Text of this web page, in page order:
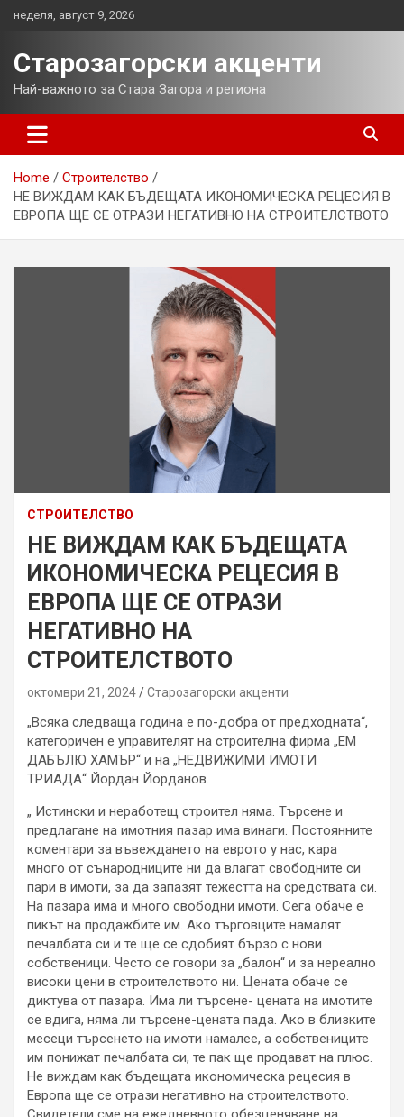
неделя, август 9, 2026
Старозагорски акценти
Най-важното за Стара Загора и региона
Home
Строителство
НЕ ВИЖДАМ КАК БЪДЕЩАТА ИКОНОМИЧЕСКА РЕЦЕСИЯ В
ЕВРОПА ЩЕ СЕ ОТРАЗИ НЕГАТИВНО НА СТРОИТЕЛСТВОТО
СТРОИТЕЛСТВО
НЕ ВИЖДАМ КАК БЪДЕЩАТА
ИКОНОМИЧЕСКА РЕЦЕСИЯ В
ЕВРОПА ЩЕ СЕ ОТРАЗИ
НЕГАТИВНО НА
СТРОИТЕЛСТВОТО
октомври 21, 2024 Старозагорски акценти
„Всяка следваща година е по-добра от предходната“,
категоричен е управителят на строителна фирма „ЕМ
ДАБЪЛЮ ХАМЪР“ и на „НЕДВИЖИМИ ИМОТИ
ТРИАДА“ Йордан Йорданов.
„ Истински и неработещ строител няма. Търсене и
предлагане на имотния пазар има винаги. Постоянните
коментари за въвеждането на еврото у нас, кара
много от сънародниците ни да влагат свободните си
пари в имоти, за да запазят тежестта на средствата си.
На пазара има и много свободни имоти. Сега обаче е
пикът на продажбите им. Ако търговците намалят
печалбата си и те ще се сдобият бързо с нови
собственици. Често се говори за „балон“ и за нереално
високи цени в строителството ни. Цената обаче се
диктува от пазара. Има ли търсене- цената на имотите
се вдига, няма ли търсене-цената пада. Ако в близките
месеци търсенето на имоти намалее, а собствениците
им понижат печалбата си, те пак ще продават на плюс.
Не виждам как бъдещата икономическа рецесия в
Европа ще се отрази негативно на строителството.